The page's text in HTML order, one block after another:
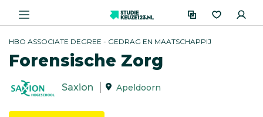
HBO ASSOCIATE DEGREE - GEDRAG EN MAATSCHAPPIJ
Forensische Zorg
Saxion Apeldoorn